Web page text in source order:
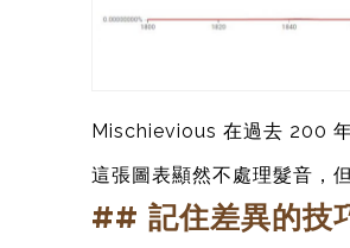
Mischievious 在過去 200
這張圖表顯然不處理髮音，
## 記住差異的技